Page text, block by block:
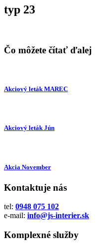
typ 23
Čo môžete čítať ďalej
Akciový leták MAREC
Akciový leták Jún
Akcia November
Kontaktuje nás
tel: 0948 075 102
e-mail: info@js-interier.sk
Komplexné služby